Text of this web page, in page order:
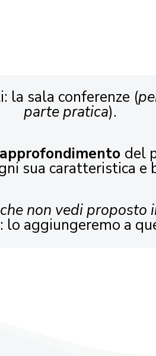
la sala conferenze (
parte pratica).
approfondimento del
sua caratteristica e
non vedi proposto
: lo aggiungeremo a